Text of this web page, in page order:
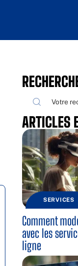
ARTICLES
SERVICES
Comment
avec les
ligne